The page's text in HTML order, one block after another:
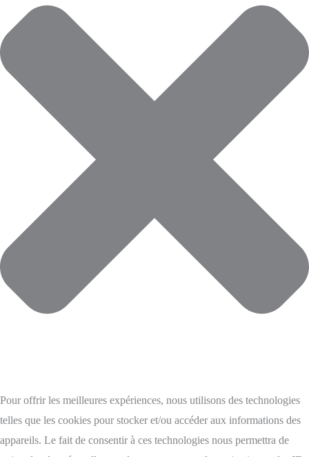
Pour offrir les meilleures expériences, nous utilisons des technologies
telles que les cookies pour stocker et/ou accéder aux informations des
appareils. Le fait de consentir à ces technologies nous permettra de